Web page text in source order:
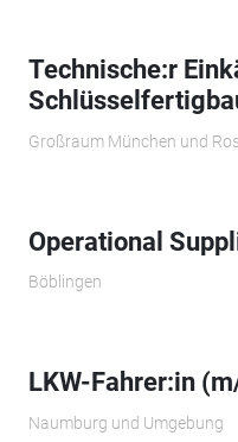
Technische:r
Großraum München und
Operational
Böblingen
LKW-Fahrer:in
Naumburg und Umgebung